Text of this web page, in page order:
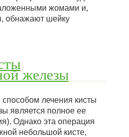
жомами и,
обнажают шейку
железы
лечения кисты
является полное ее
Однако эта операция
небольшой кисте,